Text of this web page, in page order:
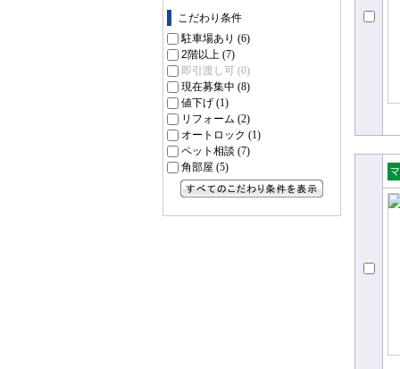
こだわり条件
駐車場あり (6)
2階以上 (7)
即引渡し可 (0)
現在募集中 (8)
値下げ (1)
リフォーム (2)
オートロック (1)
ペット相談 (7)
角部屋 (5)